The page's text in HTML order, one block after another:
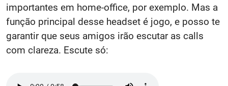
importantes em home-office, por exemplo. Mas a
função principal desse headset é jogo, e posso te
garantir que seus amigos irão escutar as calls
com clareza. Escute só: